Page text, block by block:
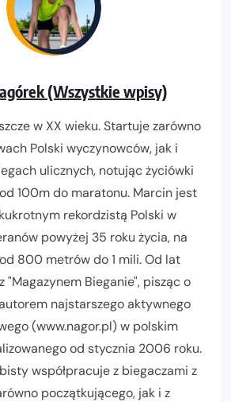
(Wszystkie wpisy)
w XX wieku. Startuje zarówno
Polski wyczynowców, jak i
ulicznych, notując życiówki
100m do maratonu. Marcin jest
rekordzistą Polski w
powyżej 35 roku życia, na
800 metrów do 1 mili. Od lat
"Magazynem Bieganie", pisząc o
najstarszego aktywnego
(www.nagor.pl) w polskim
od stycznia 2006 roku.
współpracuje z biegaczami z
początkującego, jak i z